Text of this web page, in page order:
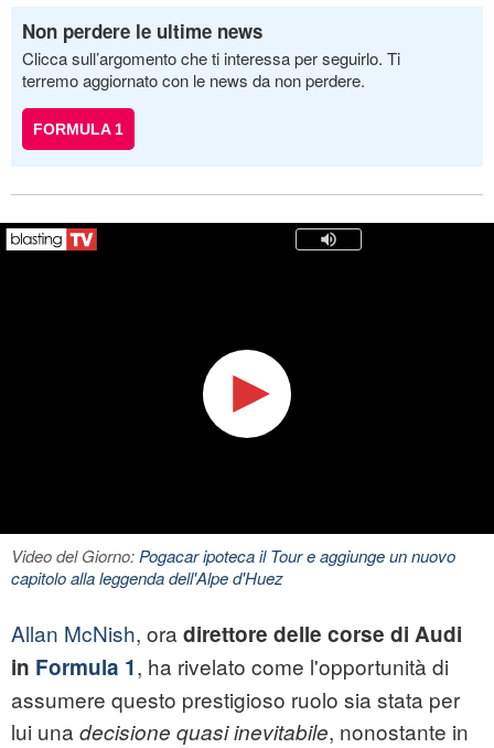
Non perdere le ultime news
Clicca sull’argomento che ti interessa per seguirlo. Ti
terremo aggiornato con le news da non perdere.
FORMULA 1
Video del Giorno:Pogacar ipoteca il Tour e aggiunge un nuovo
capitolo alla leggenda dell'Alpe d'Huez
Allan McNish, ora direttore delle corse di Audi
in Formula 1, ha rivelato come l'opportunità di
assumere questo prestigioso ruolo sia stata per
lui una decisione quasi inevitabile, nonostante in